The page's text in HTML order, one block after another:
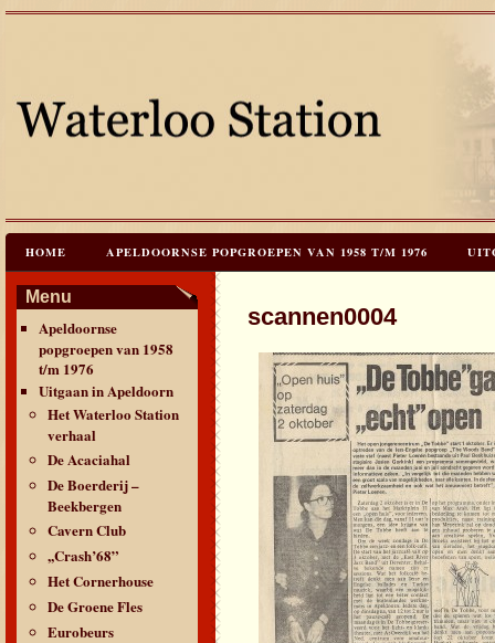
HOME APELDOORNSE POPGROEPEN VAN 1958 T/M 1976
JAREN 60 FESTIVALS & REÜNIES
CONTACT & VERANTWOORDING LINKS LAATSTE UPDATES
Menu
Apeldoornse
popgroepen van 1958
t/m 1976
Uitgaan in Apeldoorn
Het Waterloo Station
verhaal
De Acaciahal
De Boerderij –
Beekbergen
Cavern Club
,,Crash’68”
Het Cornerhouse
De Groene Fles
Eurobeurs
scannen0004